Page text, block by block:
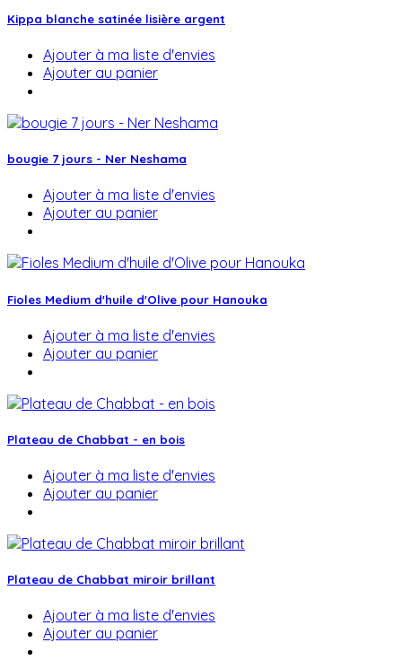
Kippa blanche satinée lisière argent
Ajouter à ma liste d'envies
Ajouter au panier
bougie 7 jours - Ner Neshama
Ajouter à ma liste d'envies
Ajouter au panier
Fioles Medium d'huile d'Olive pour Hanouka
Ajouter à ma liste d'envies
Ajouter au panier
Plateau de Chabbat - en bois
Ajouter à ma liste d'envies
Ajouter au panier
Plateau de Chabbat miroir brillant
Ajouter à ma liste d'envies
Ajouter au panier